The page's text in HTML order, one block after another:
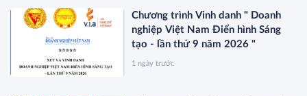
Chương trình Vinh danh " Doanh
nghiệp Việt Nam Điển hình Sáng
tạo - lần thứ 9 năm 2026 "
1 ngày trước